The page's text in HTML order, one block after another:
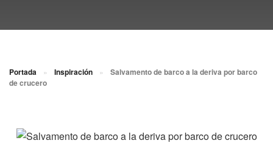
Portada » Inspiración »
Salvamento de barco a la deriva por barco
de crucero